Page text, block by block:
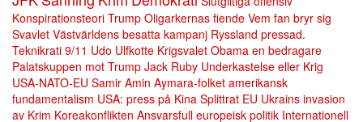
Konspirationsteori Trump Oligarkernas fiende Vem fan bryr sig
Svavlet Västvärldens besatta kampanj Ryssland pressad.
Teknikrati 9/11 Udo Ulfkotte Krigsvalet Obama en bedragare
Palatskuppen mot Trump Jack Ruby Underkastelse eller Krig
USA-NATO-EU Samir Amin Aymara-folket amerikansk
fundamentalism USA: press på Kina Splittrat EU Ukrains invasion
av Krim Koreakonflikten Ansvarsfull europeisk politik Internationell